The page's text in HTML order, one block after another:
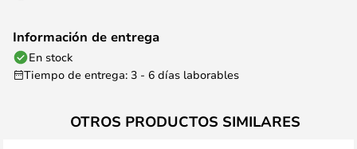
Información de entrega
En stock
Tiempo de entrega: 3 - 6 días laborables
OTROS PRODUCTOS SIMILARES